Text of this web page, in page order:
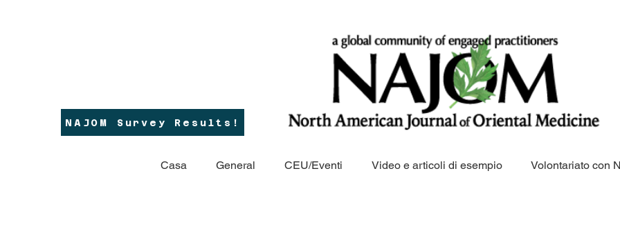
NAJOM Survey Results!
Casa General CEU/Eventi Video e articoli di esempio Volontariato con